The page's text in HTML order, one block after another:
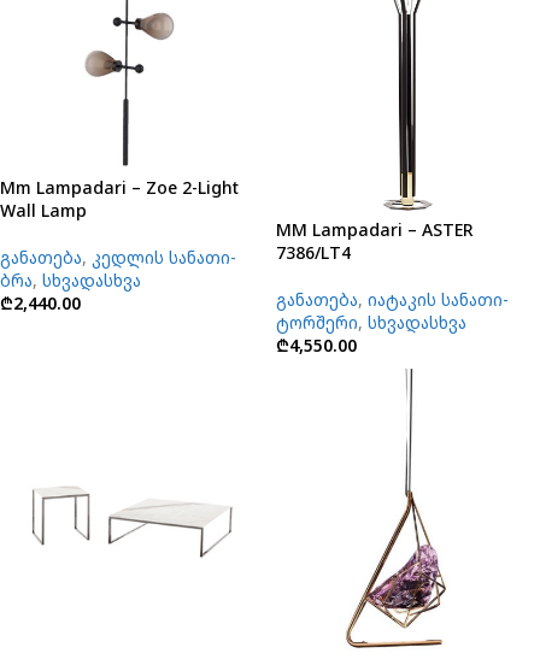
Mm Lampadari – Zoe 2-Light
Wall Lamp
განათება, კედლის სანათი-
ბრა, სხვადასხვა
₾2,440.00
MM Lampadari – ASTER
7386/LT4
განათება, იატაკის სანათი-
ტორშერი, სხვადასხვა
₾4,550.00